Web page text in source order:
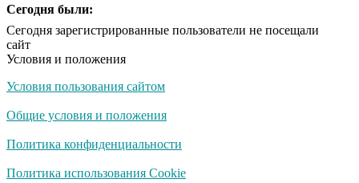
Королева вагона
оставит равнодушным
Деньги придут
2026 году получит
Сегодня были:
Сегодня зарегистрированные пользователи не посещали
сайт
Условия и положения
Условия пользования сайтом
Общие условия и положения
Политика конфиденциальности
Политика использования Cookie